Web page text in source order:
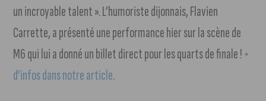
un incroyable talent ». L’humoriste dijonnais, Flavien
Carrette, a présenté une performance hier sur la scène de
M6 qui lui a donné un billet direct pour les quarts de finale !+
d’infos dans notre article.